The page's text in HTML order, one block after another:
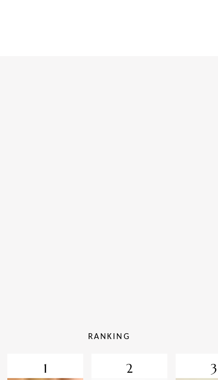
RANKING
1 2 3